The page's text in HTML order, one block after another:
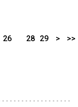
26
28 29 > >>